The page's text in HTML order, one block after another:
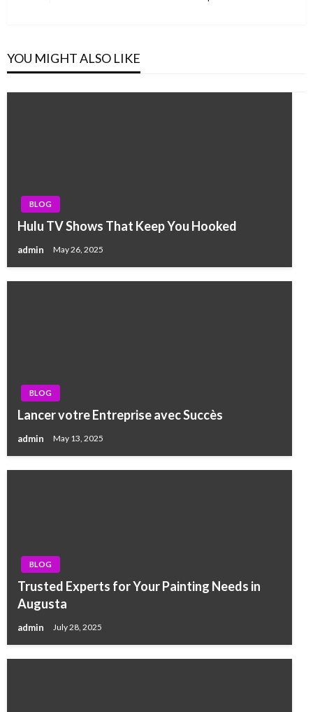
YOU MIGHT ALSO LIKE
BLOG
Hulu TV Shows That Keep You Hooked
admin May 26, 2025
BLOG
Lancer votre Entreprise avec Succès
admin May 13, 2025
BLOG
Trusted Experts for Your Painting Needs in
Augusta
admin July 28, 2025